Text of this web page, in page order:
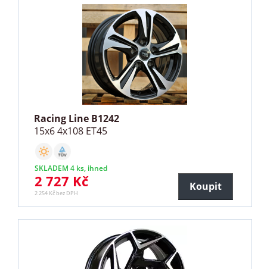
Racing Line B1242
15x6 4x108 ET45
SKLADEM 4 ks, ihned
2 727 Kč
2 254 Kč bez DPH
Koupit